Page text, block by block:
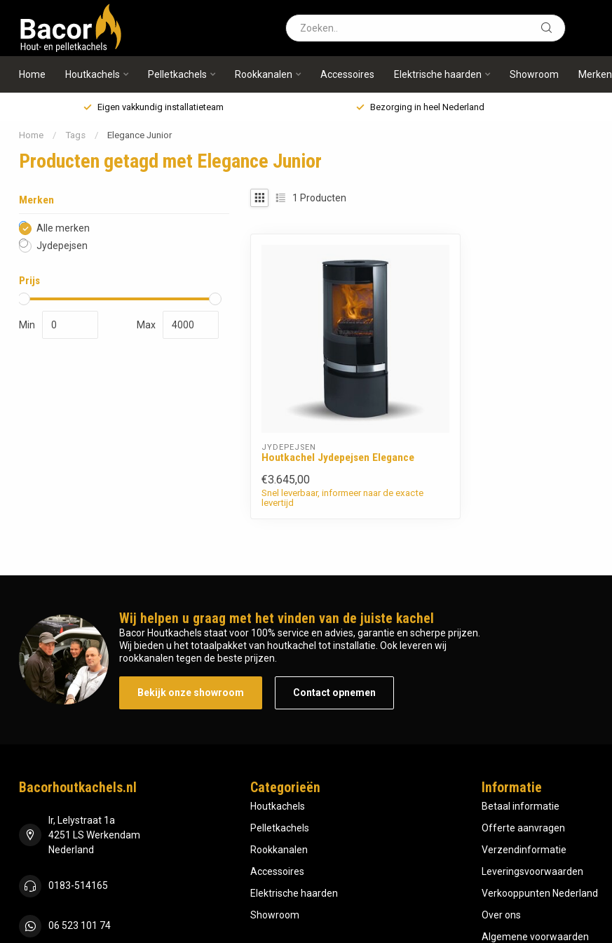
Home Houtkachels Pelletkachels Rookkanalen Accessoires Elektrische haarden Showroom Merken
Eigen vakkundig installatieteam Bezorging in heel Nederland
Home / Tags / Elegance Junior
Producten getagd met Elegance Junior
Merken
Alle merken
Jydepejsen
Prijs
Min Max
1 Producten
JYDEPEJSEN
Houtkachel Jydepejsen Elegance
€3.645,00
Snel leverbaar, informeer naar de exacte
levertijd
Wij helpen u graag met het vinden van de juiste kachel
Bacor Houtkachels staat voor 100% service en advies, garantie en scherpe prijzen.
Wij bieden u het totaalpakket van houtkachel tot installatie. Ook leveren wij
rookkanalen tegen de beste prijzen.
Bekijk onze showroom Contact opnemen
Bacorhoutkachels.nl
Ir, Lelystraat 1a
4251 LS Werkendam
Nederland
0183-514165
06 523 101 74
Categorieën
Houtkachels
Pelletkachels
Rookkanalen
Accessoires
Elektrische haarden
Showroom
Informatie
Betaal informatie
Offerte aanvragen
Verzendinformatie
Leveringsvoorwaarden
Verkooppunten Nederland
Over ons
Algemene voorwaarden